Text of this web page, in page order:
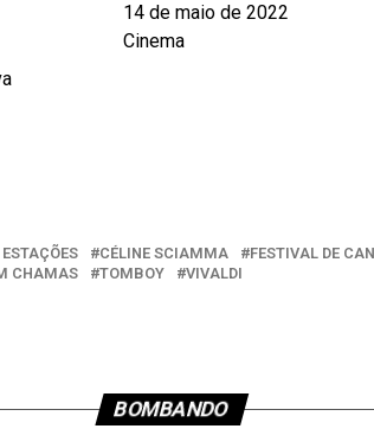
Data14 de maio de 2022
Em relação a
Cinema
CÉLINE SCIAMMA FESTIVAL DE
CHAMAS TOMBOY VIVALDI
BOMBANDO